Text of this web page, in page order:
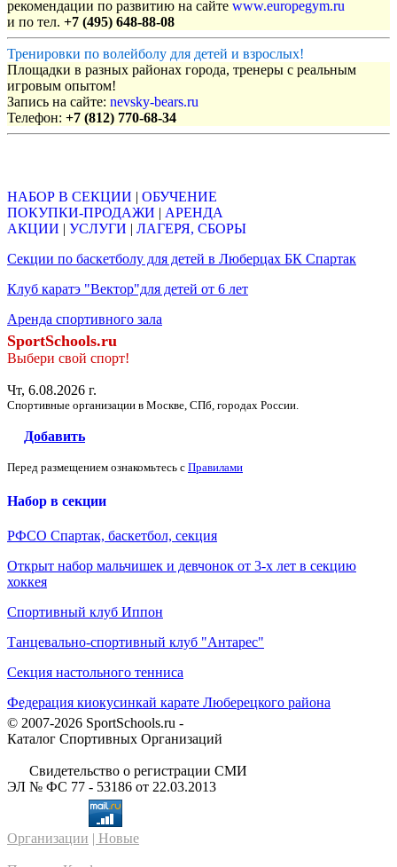
рекомендации по развитию на сайте www.europegym.ru
и по тел. +7 (495) 648-88-08
Тренировки по волейболу для детей и взрослых!
Площадки в разных районах города, тренеры с реальным
игровым опытом!
Запись на сайте: nevsky-bears.ru
Телефон: +7 (812) 770-68-34
НАБОР В СЕКЦИИ | ОБУЧЕНИЕ
ПОКУПКИ-ПРОДАЖИ | АРЕНДА
АКЦИИ | УСЛУГИ | ЛАГЕРЯ, СБОРЫ
Секции по баскетболу для детей в Люберцах БК Спартак
Клуб каратэ "Вектор"для детей от 6 лет
Аренда спортивного зала
SportSchools.ru
Выбери свой спорт!
Чт, 6.08.2026 г.
Спортивные организации в Москве, СПб, городах России.
Добавить
Перед размещением ознакомьтесь с Правилами
Набор в секции
РФСО Спартак, баскетбол, секция
Открыт набор мальчишек и девчонок от 3-х лет в секцию
хоккея
Спортивный клуб Иппон
Танцевально-спортивный клуб "Антарес"
Секция настольного тенниса
Федерация киокусинкай карате Люберецкого района
© 2007-2026 SportSchools.ru -
Каталог Спортивных Организаций
Свидетельство о регистрации СМИ
ЭЛ № ФС 77 - 53186 от 22.03.2013
Организации | Новые